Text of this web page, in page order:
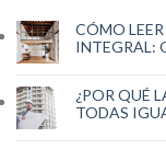
CÓMO
INTEGRAL:
¿POR QUÉ
TODAS